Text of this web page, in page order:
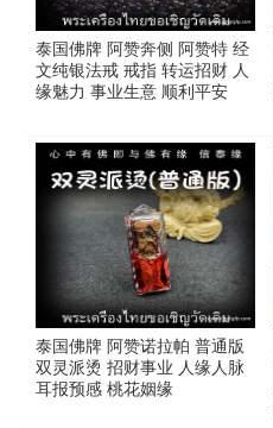
泰国佛牌 阿赞奔侧 阿赞特 经
文纯银法戒 戒指 转运招财 人
缘魅力 事业生意 顺利平安
泰国佛牌 阿赞诺拉帕 普通版
双灵派烫 招财事业 人缘人脉
耳报预感 桃花姻缘